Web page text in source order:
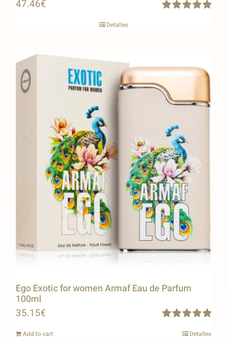
47.46€
Detalles
Ego Exotic for women Armaf Eau de Parfum
100ml
out of 5
35.15€
Add to cart Detalles